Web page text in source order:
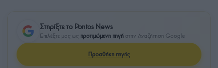
Στηρίξτε το Pontos News
Επιλέξτε μας ως προτιμώμενη πηγή στην Αναζήτηση Google
Προσθήκη πηγής